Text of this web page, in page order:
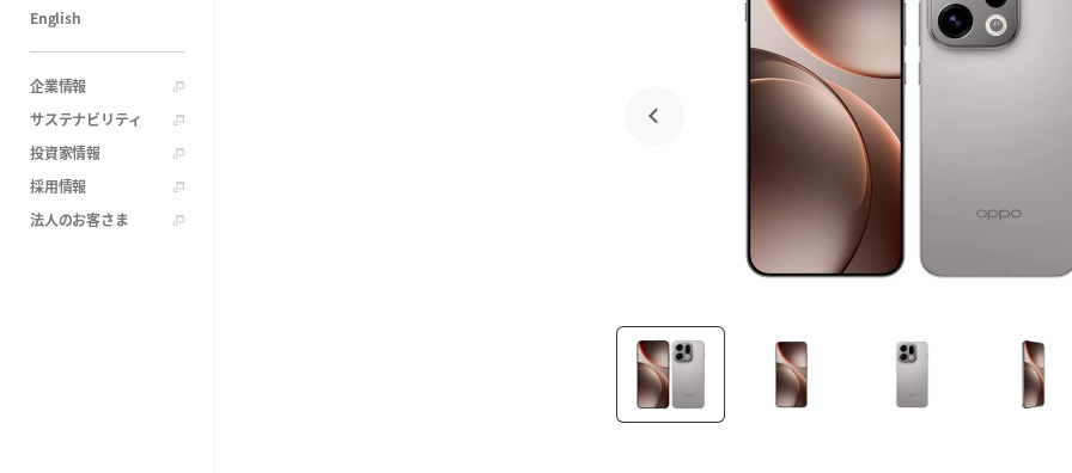
English
企業情報
サステナビリティ
投資家情報
採用情報
法人のお客さま